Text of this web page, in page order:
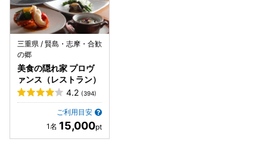
三重県 / 賢島・志摩・合歓
の郷
美食の隠れ家 プロヴ
ァンス（レストラン）
4.2 (394)
ご利用目安
15,000